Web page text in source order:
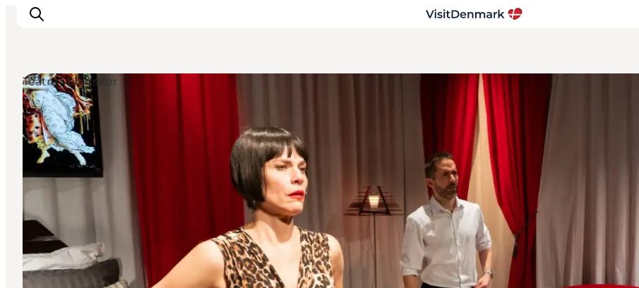
Inspiration
Destinationer
Oplevelser
Overnatning
Teatre / biografer